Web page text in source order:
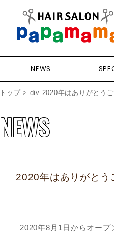
NEWS
トップ> div 2020年はありがとうご
NEWS
2020年はありがとう
2020年8月1日からオープ